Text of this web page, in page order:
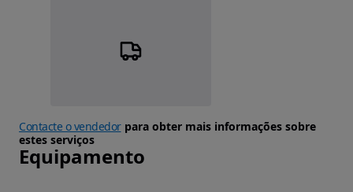
Contacte o vendedorpara obter mais informações sobre
estes serviços
Equipamento